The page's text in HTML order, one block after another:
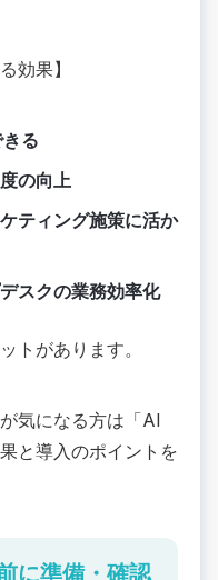
効果】
る
の向上
ティング施策に活か
スクの業務効率化
トがあります。
気になる方は「AI
と導入のポイントを
に準備・確認